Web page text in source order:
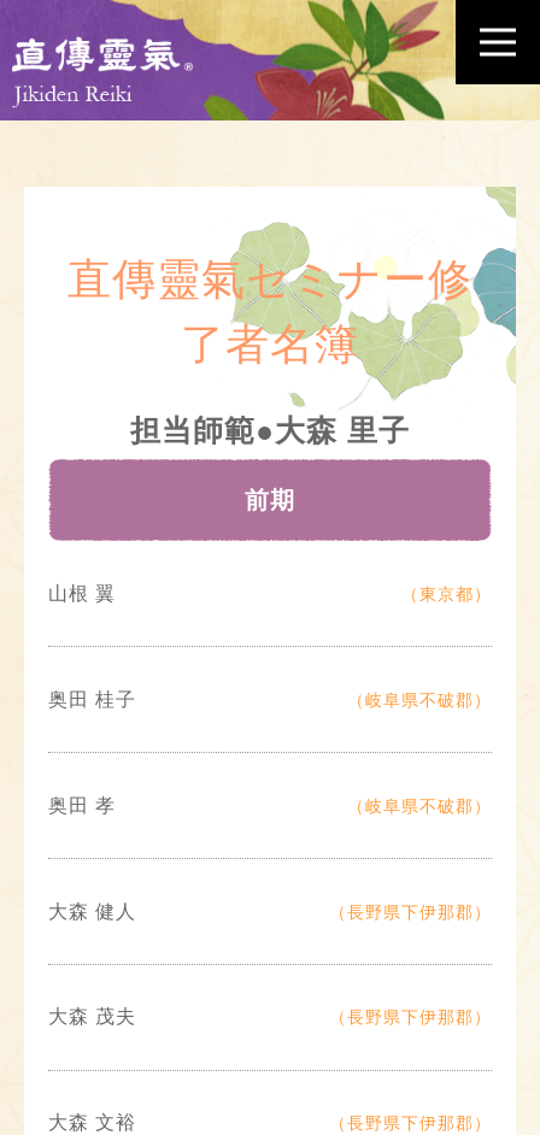
直傳靈氣セミナー修
了者名簿
担当師範●大森 里子
前期
山根 翼 （東京都）
奥田 桂子 （岐阜県不破郡）
奥田 孝 （岐阜県不破郡）
大森 健人 （長野県下伊那郡）
大森 茂夫 （長野県下伊那郡）
大森 文裕 （長野県下伊那郡）